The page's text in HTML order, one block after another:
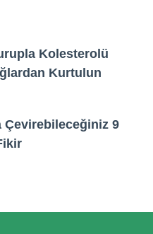
Kolesterolü
Kurtulun
Çevirebileceğiniz 9